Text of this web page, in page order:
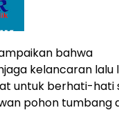
bahwa
kelancaran lalu
untuk berhati-hati
pohon tumbang